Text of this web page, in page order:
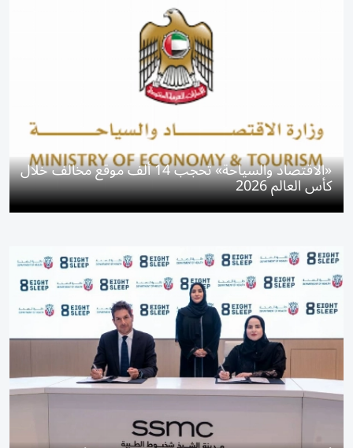
«الاقتصاد والسياحة» تحجب 14 ألف موقع مخالف خلال
كأس العالم 2026